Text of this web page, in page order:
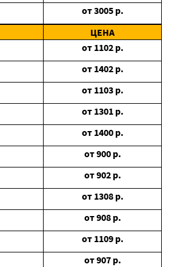
от3005 р.
ЦЕНА
от 1102 р.
от 1402 р.
от 1103 р.
от 1301 р.
от 1400 р.
от900 р.
от902 р.
от 1308 р.
от908 р.
от 1109 р.
от907 р.